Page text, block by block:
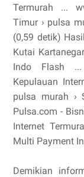
Termurah ...
Timur › pulsa
(0,59 detik)
Kutai
Indo Flash ...
Kepulauan
pulsa murah ›
Pulsa.com -
Internet
Multi Payment
Demikian